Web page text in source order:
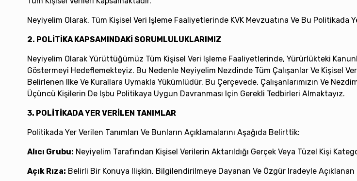
Neyiyelim Olarak, Tüm Kişisel Veri Işleme Faaliyetlerinde KVK Mevzuatına Ve Bu Politikada
2. POLİTİKA KAPSAMINDAKİ SORUMLULUKLARIMIZ
Neyiyelim Olarak Yürüttüğümüz Tüm Kişisel Veri Işleme Faaliyetlerinde, Yürürlükteki
Göstermeyi Hedeflemekteyiz. Bu Nedenle Neyiyelim Nezdinde Tüm Çalışanlar Ve Kişisel
Belirlenen Ilke Ve Kurallara Uymakla Yükümlüdür. Bu Çerçevede, Çalışanlarımızın Ve
Üçüncü Kişilerin De Işbu Politikaya Uygun Davranması Için Gerekli Tedbirleri Almaktayız.
3. POLİTİKADA YER VERİLEN TANIMLAR
Politikada Yer Verilen Tanımları Ve Bunların Açıklamalarını Aşağıda Belirttik:
Alıcı Grubu: Neyiyelim Tarafından Kişisel Verilerin Aktarıldığı Gerçek Veya Tüzel Kişi
Açık Rıza: Belirli Bir Konuya Ilişkin, Bilgilendirilmeye Dayanan Ve Özgür Iradeyle Açıklanan